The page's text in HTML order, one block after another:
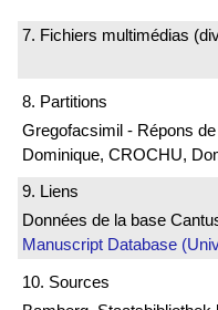
7. Fichiers multimédias
8. Partitions
Gregofacsimil - Répons
Dominique, CROCHU,
9. Liens
Données de la base
Manuscript Database
10. Sources